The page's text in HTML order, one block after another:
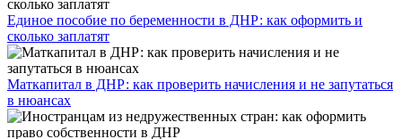
Единое пособие по беременности в ДНР: как оформить и
сколько заплатят
​Маткапитал в ДНР: как проверить начисления и не запутаться
в нюансах